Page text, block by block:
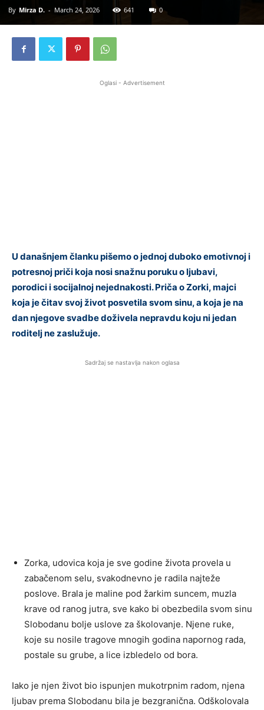
By Mirza D. - March 24, 2026 641 0
Oglasi - Advertisement
U današnjem članku pišemo o jednoj duboko emotivnoj i
potresnoj priči koja nosi snažnu poruku o ljubavi,
porodici i socijalnoj nejednakosti. Priča o Zorki, majci
koja je čitav svoj život posvetila svom sinu, a koja je na
dan njegove svadbe doživela nepravdu koju ni jedan
roditelj ne zaslužuje.
Sadržaj se nastavlja nakon oglasa
Zorka, udovica koja je sve godine života provela u
zabačenom selu, svakodnevno je radila najteže
poslove. Brala je maline pod žarkim suncem, muzla
krave od ranog jutra, sve kako bi obezbedila svom sinu
Slobodanu bolje uslove za školovanje. Njene ruke,
koje su nosile tragove mnogih godina napornog rada,
postale su grube, a lice izbledelo od bora.
Iako je njen život bio ispunjen mukotrpnim radom, njena
ljubav prema Slobodanu bila je bezgranična. Odškolovala